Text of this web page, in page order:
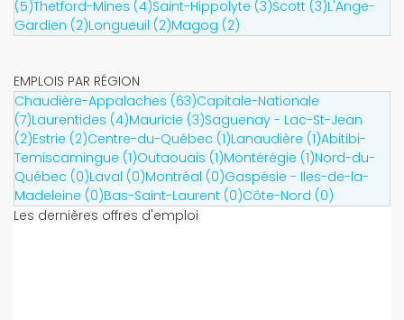
(5)Thetford-Mines (4)Saint-Hippolyte (3)Scott (3)L'Ange-
Gardien (2)Longueuil (2)Magog (2)
EMPLOIS PAR RÉGION
Chaudière-Appalaches (63)Capitale-Nationale
(7)Laurentides (4)Mauricie (3)Saguenay - Lac-St-Jean
(2)Estrie (2)Centre-du-Québec (1)Lanaudière (1)Abitibi-
Temiscamingue (1)Outaouais (1)Montérégie (1)Nord-du-
Québec (0)Laval (0)Montréal (0)Gaspésie - Iles-de-la-
Madeleine (0)Bas-Saint-Laurent (0)Côte-Nord (0)
Les dernières offres d'emploi